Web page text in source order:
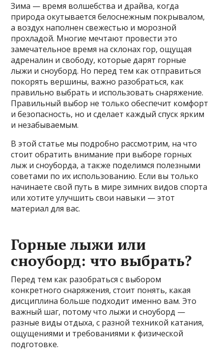
Зима — время волшебства и драйва, когда
природа окутывается белоснежным покрывалом,
а воздух наполнен свежестью и морозной
прохладой. Многие мечтают провести это
замечательное время на склонах гор, ощущая
адреналин и свободу, которые дарят горные
лыжи и сноуборд. Но перед тем как отправиться
покорять вершины, важно разобраться, как
правильно выбрать и использовать снаряжение.
Правильный выбор не только обеспечит комфорт
и безопасность, но и сделает каждый спуск ярким
и незабываемым.
В этой статье мы подробно рассмотрим, на что
стоит обратить внимание при выборе горных
лыж и сноуборда, а также поделимся полезными
советами по их использованию. Если вы только
начинаете свой путь в мире зимних видов спорта
или хотите улучшить свои навыки — этот
материал для вас.
Горные лыжи или
сноуборд: что выбрать?
Перед тем как разобраться с выбором
конкретного снаряжения, стоит понять, какая
дисциплина больше подходит именно вам. Это
важный шаг, потому что лыжи и сноуборд —
разные виды отдыха, с разной техникой катания,
ощущениями и требованиями к физической
подготовке.